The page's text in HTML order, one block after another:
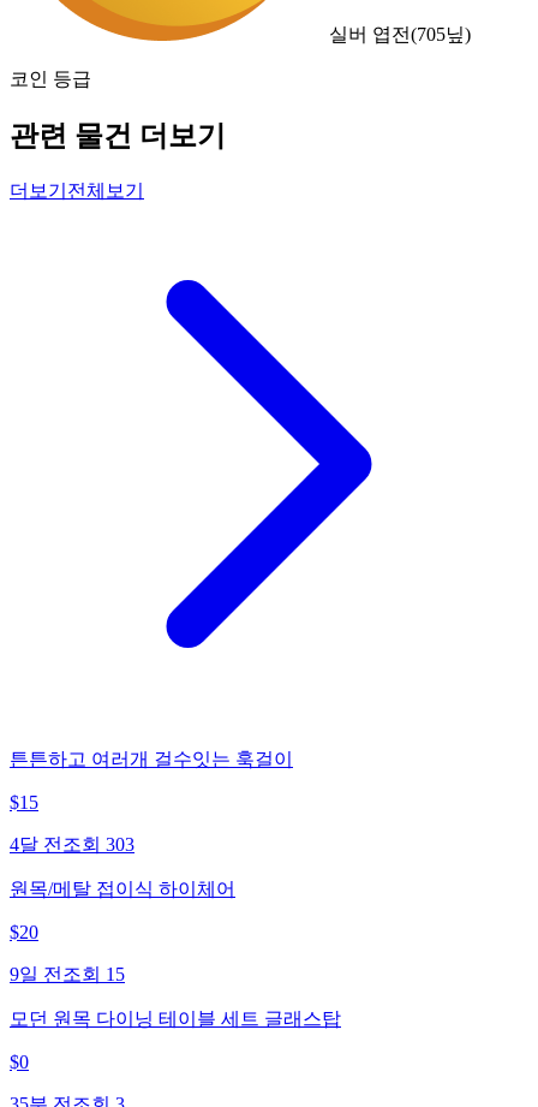
실버 엽전(705닢)
코인 등급
관련 물건 더보기
더보기 전체보기
튼튼하고 여러개 걸수잇는 훅걸이
$15
4달 전 조회 303
원목/메탈 접이식 하이체어
$20
9일 전 조회 15
모던 원목 다이닝 테이블 세트 글래스탑
$0